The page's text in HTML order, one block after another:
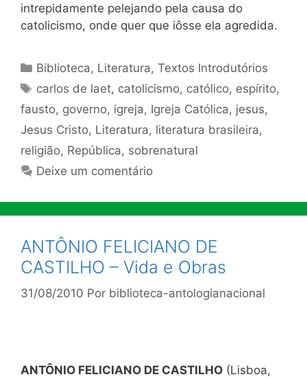
intrepidamente pelejando pela causa do
catolicismo, onde quer que iôsse ela agredida.
Categorias
Biblioteca, Literatura,Textos Introdutórios
Tags
carlos de laet, catolicismo, católico, espírito,
fausto, governo, igreja, Igreja Católica, jesus,
Jesus Cristo, Literatura, literatura brasileira,
religião, República, sobrenatural
Deixe um comentário
ANTÔNIO FELICIANO DE
CASTILHO – Vida e Obras
31/08/2010 Por biblioteca-antologianacional
ANTÔNIO FELICIANO DE CASTILHO (Lisboa,